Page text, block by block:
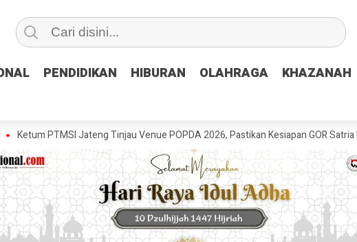
PENDIDIKAN HIBURAN OLAHRAGA KHAZANAH
PENDIDIKAN HIBURAN OLAHRAGA KHAZANAH
Jateng Tinjau Venue POPDA 2026, Pastikan Kesiapan GOR Satria Udinus